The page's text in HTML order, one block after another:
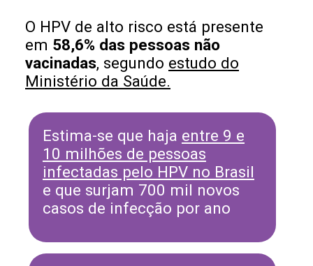
O HPV de alto risco está presente
em 58,6% das pessoas não
vacinadas, segundo estudo do
Ministério da Saúde.
Estima-se que haja entre 9 e
10 milhões de pessoas
infectadas pelo HPV no Brasil
e que surjam 700 mil novos
casos de infecção por ano